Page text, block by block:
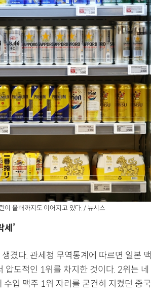
이 올해까지도 이어지고 있다. / 뉴시스
세’
겼다. 관세청 무역통계에 따르면 일본 맥
도적인 1위를 차지한 것이다. 2위는 네
입 맥주 1위 자리를 굳건히 지켰던 중국